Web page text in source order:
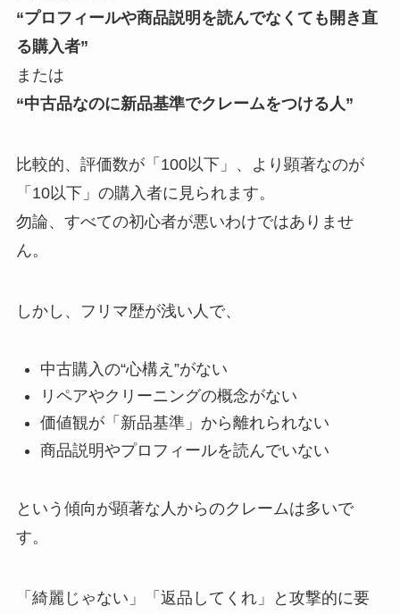
“プロフィールや商品説明を読んでなくても開き直
る購入者”
または
“中古品なのに新品基準でクレームをつける人”
比較的、評価数が「100以下」、より顕著なのが
「10以下」の購入者に見られます。
勿論、すべての初心者が悪いわけではありませ
ん。
しかし、フリマ歴が浅い人で、
中古購入の“心構え”がない
リペアやクリーニングの概念がない
価値観が「新品基準」から離れられない
商品説明やプロフィールを読んでいない
という傾向が顕著な人からのクレームは多いで
す。
「綺麗じゃない」「返品してくれ」と攻撃的に要